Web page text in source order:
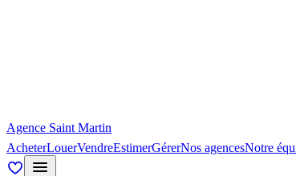
Agence Saint Martin
AcheterLouerVendreEstimerGérerNos agencesNotre